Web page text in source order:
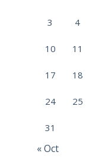
3 4
10 11
17 18
24 25
31
« Oct